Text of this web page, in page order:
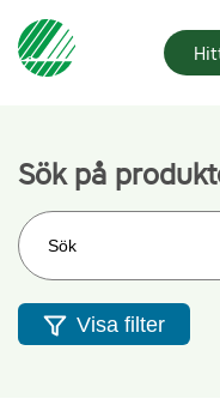
Sök på
Sök på webbplatsen
Visa filter